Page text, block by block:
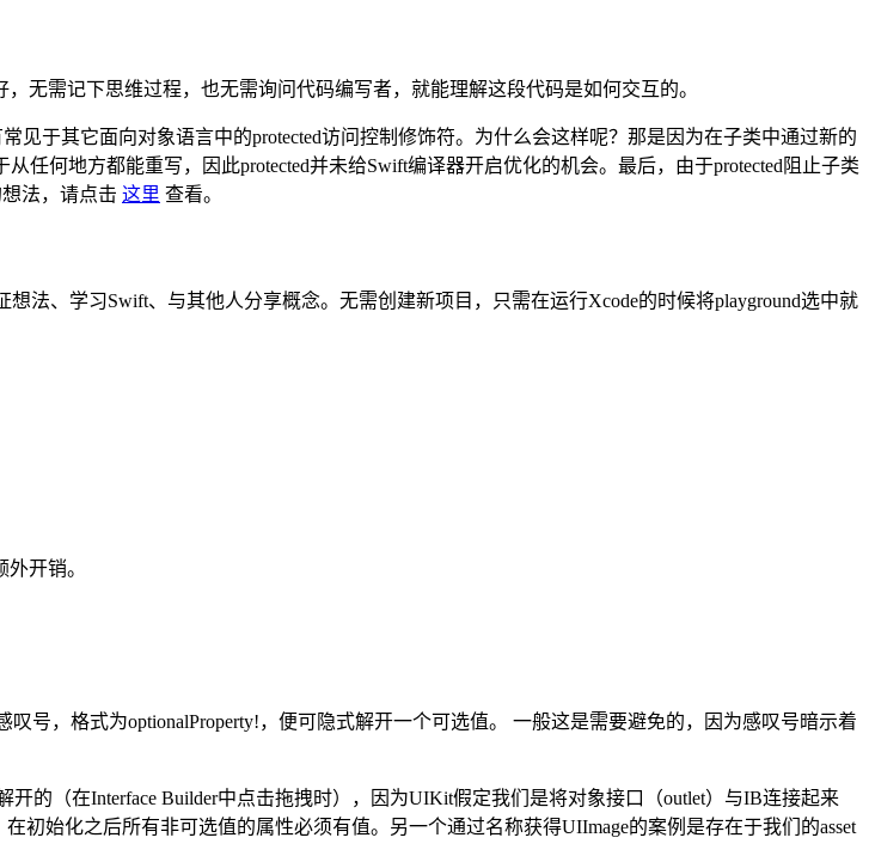
，无需记下思维过程，也无需询问代码编写者，就能理解这段代码是如何交互的。
于其它面向对象语言中的protected访问控制修饰符。为什么会这样呢？那是因为在子类中通过新的
任何地方都能重写，因此protected并未给Swift编译器开启优化的机会。最后，由于protected阻止子类
法，请点击 这里 查看。
法、学习Swift、与其他人分享概念。无需创建新项目，只需在运行Xcode的时候将playground选中就
开销。
号，格式为optionalProperty!，便可隐式解开一个可选值。 一般这是需要避免的，因为感叹号暗示着
的（在Interface Builder中点击拖拽时），因为UIKit假定我们是将对象接口（outlet）与IB连接起来
在初始化之后所有非可选值的属性必须有值。另一个通过名称获得UIImage的案例是存在于我们的asset